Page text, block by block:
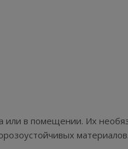
или в помещении. Их
материалов.